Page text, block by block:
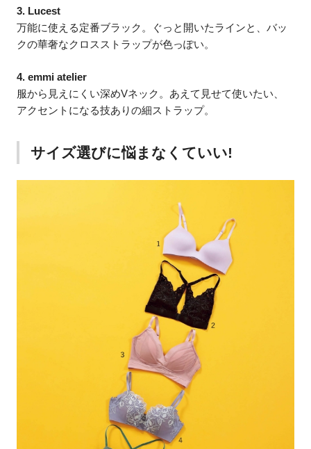
3. Lucest
万能に使える定番ブラック。ぐっと開いたラインと、バッ
クの華奢なクロスストラップが色っぽい。
4. emmi atelier
服から見えにくい深めVネック。あえて見せて使いたい、
アクセントになる技ありの細ストラップ。
サイズ選びに悩まなくていい!